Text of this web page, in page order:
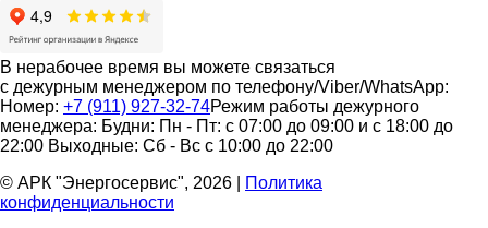
В нерабочее время вы можете связаться
с дежурным менеджером по телефону/Viber/WhatsApp:
Номер: +7 (911) 927-32-74Режим работы дежурного
менеджера: Будни: Пн - Пт: с 07:00 до 09:00 и с 18:00 до
22:00 Выходные: Сб - Вс с 10:00 до 22:00
© АРК "Энергосервис", 2026
Политика
конфиденциальности